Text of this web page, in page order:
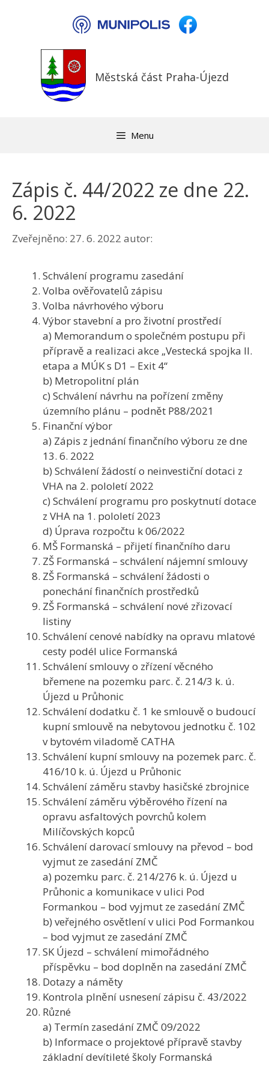
Městská část Praha-Újezd
Menu
Zápis č. 44/2022 ze dne 22.
6. 2022
Zveřejněno: 27. 6. 2022 autor:
Schválení programu zasedání
Volba ověřovatelů zápisu
Volba návrhového výboru
Výbor stavební a pro životní prostředí
a) Memorandum o společném postupu při
přípravě a realizaci akce „Vestecká spojka II.
etapa a MÚK s D1 – Exit 4“
b) Metropolitní plán
c) Schválení návrhu na pořízení změny
územního plánu – podnět P88/2021
Finanční výbor
a) Zápis z jednání finančního výboru ze dne
13. 6. 2022
b) Schválení žádostí o neinvestiční dotaci z
VHA na 2. pololetí 2022
c) Schválení programu pro poskytnutí dotace
z VHA na 1. pololetí 2023
d) Úprava rozpočtu k 06/2022
MŠ Formanská – přijetí finančního daru
ZŠ Formanská – schválení nájemní smlouvy
ZŠ Formanská – schválení žádosti o
ponechání finančních prostředků
ZŠ Formanská – schválení nové zřizovací
listiny
Schválení cenové nabídky na opravu mlatové
cesty podél ulice Formanská
Schválení smlouvy o zřízení věcného
břemene na pozemku parc. č. 214/3 k. ú.
Újezd u Průhonic
Schválení dodatku č. 1 ke smlouvě o budoucí
kupní smlouvě na nebytovou jednotku č. 102
v bytovém viladomě CATHA
Schválení kupní smlouvy na pozemek parc. č.
416/10 k. ú. Újezd u Průhonic
Schválení záměru stavby hasičské zbrojnice
Schválení záměru výběrového řízení na
opravu asfaltových povrchů kolem
Milíčovských kopců
Schválení darovací smlouvy na převod – bod
vyjmut ze zasedání ZMČ
a) pozemku parc. č. 214/276 k. ú. Újezd u
Průhonic a komunikace v ulici Pod
Formankou – bod vyjmut ze zasedání ZMČ
b) veřejného osvětlení v ulici Pod Formankou
– bod vyjmut ze zasedání ZMČ
SK Újezd – schválení mimořádného
příspěvku – bod doplněn na zasedání ZMČ
Dotazy a náměty
Kontrola plnění usnesení zápisu č. 43/2022
Různé
a) Termín zasedání ZMČ 09/2022
b) Informace o projektové přípravě stavby
základní devítileté školy Formanská